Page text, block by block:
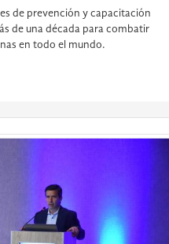
de prevención y capacitación
de una década para combatir
en todo el mundo.